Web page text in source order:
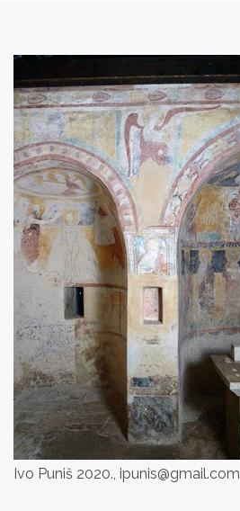
Ivo Puniš 2020., ipunis@gmail.com